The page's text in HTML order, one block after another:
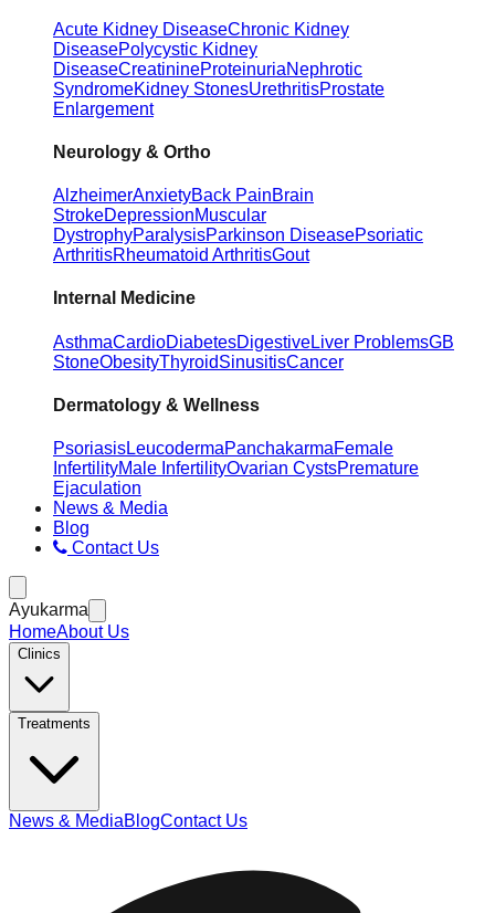
Acute Kidney DiseaseChronic Kidney
DiseasePolycystic Kidney
DiseaseCreatinineProteinuriaNephrotic
SyndromeKidney StonesUrethritisProstate
Enlargement
Neurology & Ortho
AlzheimerAnxietyBack PainBrain
StrokeDepressionMuscular
DystrophyParalysisParkinson DiseasePsoriatic
ArthritisRheumatoid ArthritisGout
Internal Medicine
AsthmaCardioDiabetesDigestiveLiver ProblemsGB
StoneObesityThyroidSinusitisCancer
Dermatology & Wellness
PsoriasisLeucodermaPanchakarmaFemale
InfertilityMale InfertilityOvarian CystsPremature
Ejaculation
News & Media
Blog
Contact Us
Ayukarma
HomeAbout Us
Clinics
Treatments
News & MediaBlogContact Us